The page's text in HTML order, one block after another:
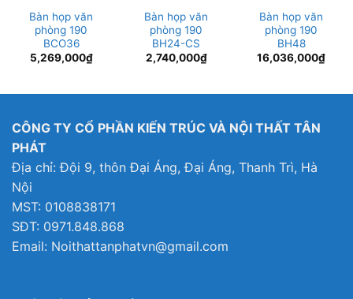
Bàn họp văn
phòng 190
BCO36
5,269,000₫
Bàn họp văn
phòng 190
BH24-CS
2,740,000₫
Bàn họp văn
phòng 190
BH48
16,036,000₫
CÔNG TY CỔ PHẦN KIẾN TRÚC VÀ NỘI THẤT TÂN
PHÁT
Địa chỉ: Đội 9, thôn Đại Áng, Đại Áng, Thanh Trì, Hà
Nội
MST: 0108838171
SĐT: 0971.848.868
Email: Noithattanphatvn@gmail.com